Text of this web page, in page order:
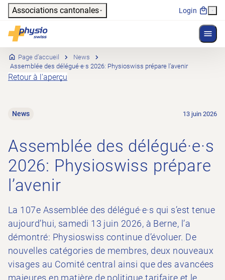
Header
Associations cantonales Login
Physioswiss
Navigation principale
Page d’accueil
News
Assemblée des délégué·e·s 2026: Physioswiss prépare l’avenir
Retour à l'aperçu
News 13 juin 2026
Assemblée des délégué·e·s
2026: Physioswiss prépare
l’avenir
La 107e Assemblée des délégué·e·s qui s’est tenue
aujourd’hui, samedi 13 juin 2026, à Berne, l’a
démontré: Physioswiss continue d’évoluer. De
nouvelles catégories de membres, deux nouveaux
visages au Comité central ainsi que des avancées
majeures en matière de politique tarifaire et le